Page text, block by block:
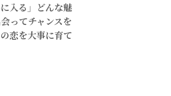
入る」どんな魅
ってチャンスを
恋を大事に育て